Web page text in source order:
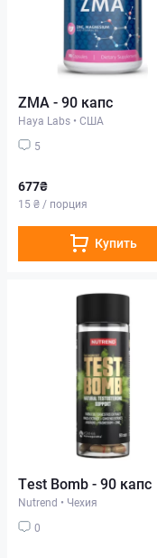
ZMA - 90 капс
Haya Labs • США
5
677₴
15 ₴ / порция
Купить
Test Bomb - 90 капс
Nutrend • Чехия
0